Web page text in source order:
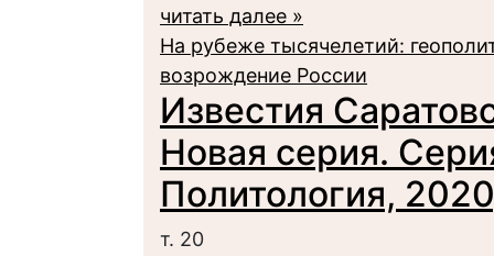
читать далее »
На рубеже тысячелетий:
возрождение России
Известия
Новая серия.
Политология,
т. 20